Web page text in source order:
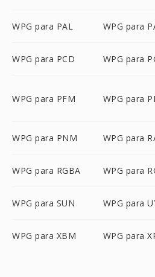
WPG para PAL WPG para
WPG para PCD WPG para
WPG para PFM WPG para
WPG para PNM WPG para
WPG para RGBA WPG para
WPG para SUN WPG para
WPG para XBM WPG para